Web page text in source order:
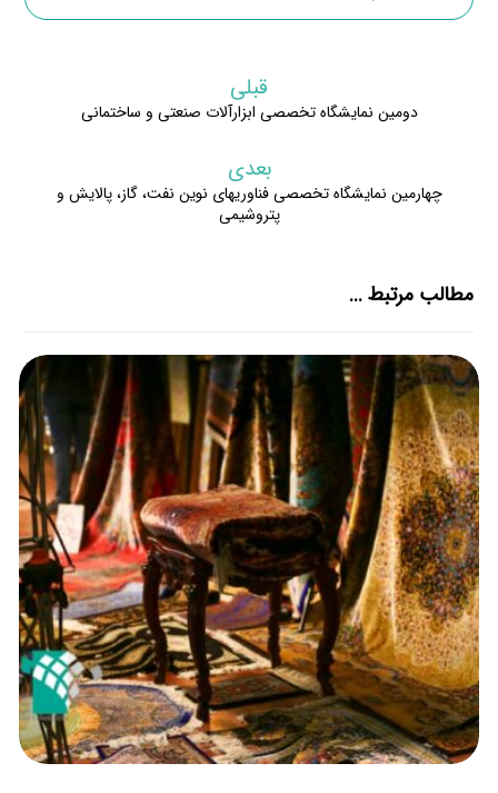
قبلی
دومین نمایشگاه تخصصی ابزارآلات صنعتی و ساختمانی
بعدی
چهارمین نمایشگاه تخصصی فناوریهای نوین نفت، گاز، پالایش و
پتروشیمی
مطالب مرتبط ...